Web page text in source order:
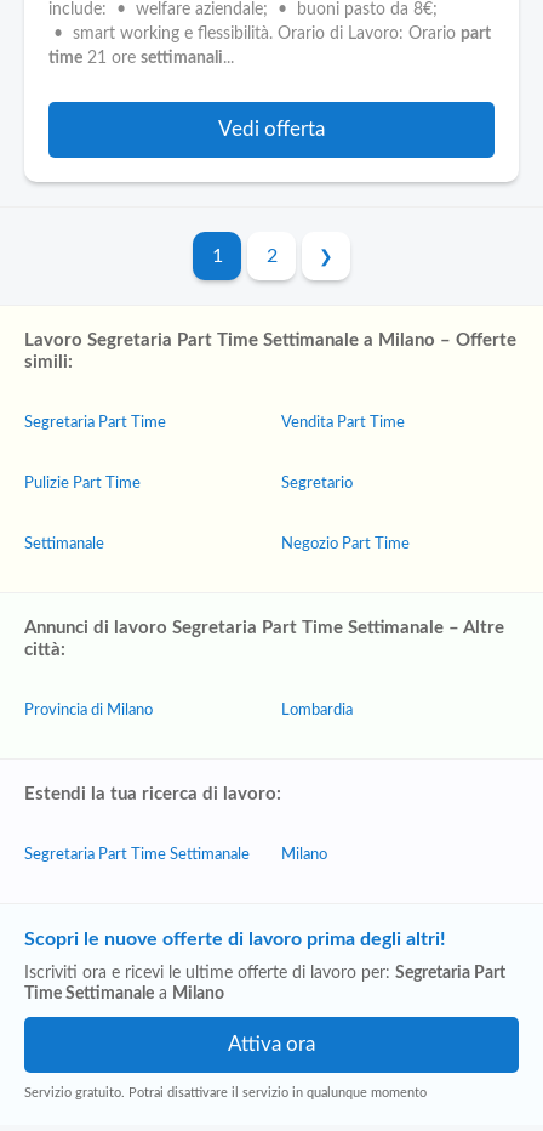
include: • welfare aziendale; • buoni pasto da 8€;
• smart working e flessibilità. Orario di Lavoro: Orario part
time 21 ore settimanali...
Vedi offerta
1 2
Lavoro Segretaria Part Time Settimanale a Milano – Offerte
simili:
Segretaria Part Time
Pulizie Part Time
Settimanale
Vendita Part Time
Segretario
Negozio Part Time
Annunci di lavoro Segretaria Part Time Settimanale – Altre
città:
Provincia di Milano Lombardia
Estendi la tua ricerca di lavoro:
Segretaria Part Time Settimanale Milano
Scopri le nuove offerte di lavoro prima degli altri!
Iscriviti ora e ricevi le ultime offerte di lavoro per: Segretaria Part
Time Settimanale a Milano
Servizio gratuito. Potrai disattivare il servizio in qualunque momento